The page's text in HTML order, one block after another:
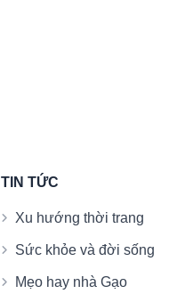
TIN TỨC
Xu hướng thời trang
Sức khỏe và đời sống
Mẹo hay nhà Gạo